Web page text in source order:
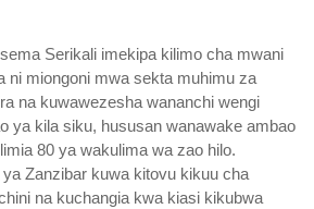
Serikali imekipa kilimo cha mwani
ni miongoni mwa sekta muhimu za
na kuwawezesha wananchi wengi
ya kila siku, hususan wanawake ambao
80 ya wakulima wa zao hilo.
Zanzibar kuwa kitovu kikuu cha
na kuchangia kwa kiasi kikubwa